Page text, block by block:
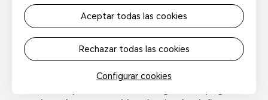
configurar cookies
rechazar todas las cookies
aceptar todas las cookies
9.2 El uso y la navegación por el sitio web
corren por su cuenta y riesgo. Ni HONOR ni
ninguna de las partes, patrocinadores del
título, patrocinadores del evento, o afiliados
y socios de HONOR involucrados en la